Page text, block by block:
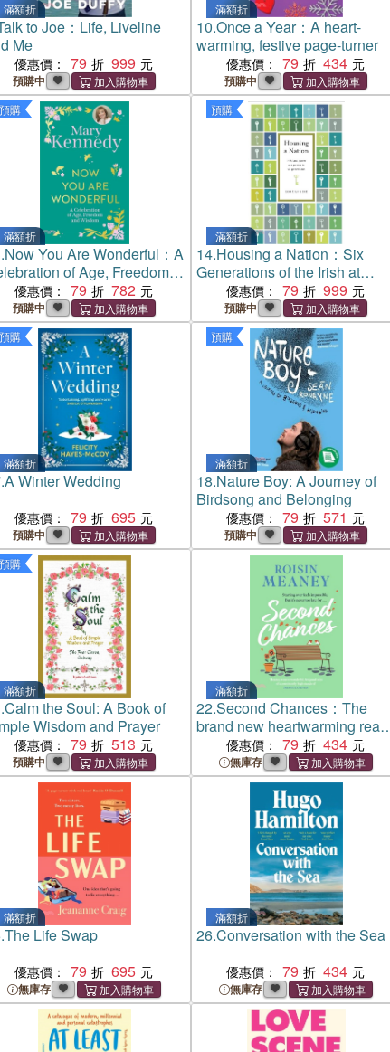
滿額折
to Joe：Life, Liveline
Me
優惠價： 79 999
預購中
滿額折
10.Once a Year：A heart-
warming, festive page-turner
優惠價： 79 434
預購中
預購
滿額折
Now You Are Wonderful：A
of Age, Freedom
Wisdom
優惠價： 79 782
預購中
預購
滿額折
14.Housing a Nation：Six
Generations of the Irish at
Home優惠價： 79 999
預購中
預購
滿額折
A Winter Wedding
優惠價： 79 695
預購中
預購
滿額折
18.Nature Boy: A Journey of
Birdsong and Belonging
優惠價： 79 571
預購中
預購
滿額折
Calm the Soul: A Book of
Wisdom and Prayer
優惠價： 79 513
預購中
滿額折
22.Second Chances：The
brand new heartwarming read
from the bestselling author of
Moving On
優惠價： 79 434
無庫存
滿額折
The Life Swap
優惠價： 79 695
無庫存
滿額折
26.Conversation with the Sea
優惠價： 79 434
無庫存